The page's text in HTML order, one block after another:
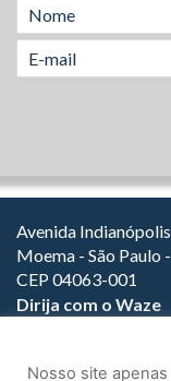
Avenida
Moema - São Paulo -
CEP 04063-001
Dirija com o Waze
(11) 3147-1800
Nosso site